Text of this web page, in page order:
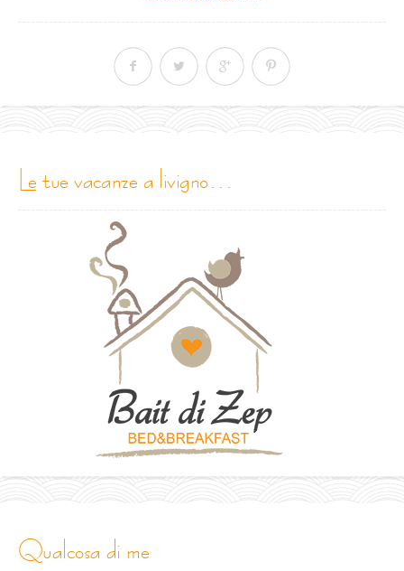
le tue vacanze a livigno…
qualcosa di me